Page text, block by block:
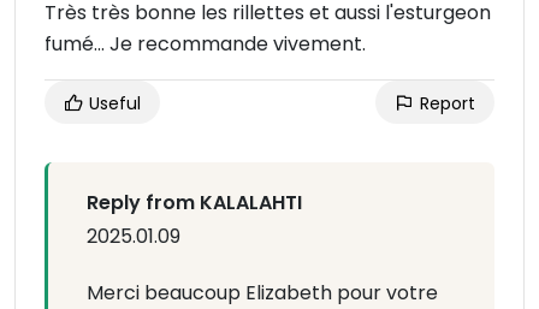
Très très bonne les rillettes et aussi l'esturgeon
fumé... Je recommande vivement.
Useful Report
Reply from KALALAHTI
2025.01.09
Merci beaucoup Elizabeth pour votre